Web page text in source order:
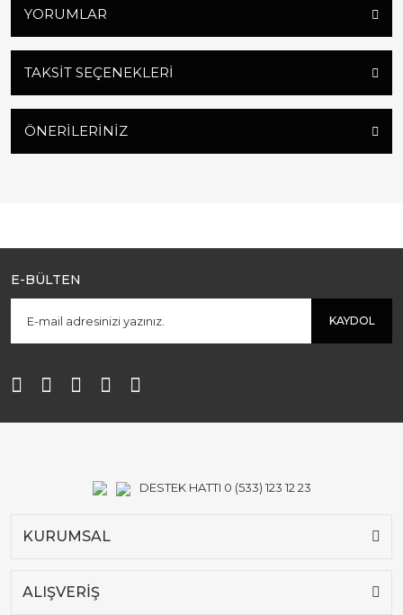
YORUMLAR
TAKSIT SEÇENEKLERI
ÖNERILERINIZ
E-BÜLTEN
KAYDOL
DESTEK HATTI 0 (533) 123 12 23
KURUMSAL
ALIŞVERİŞ